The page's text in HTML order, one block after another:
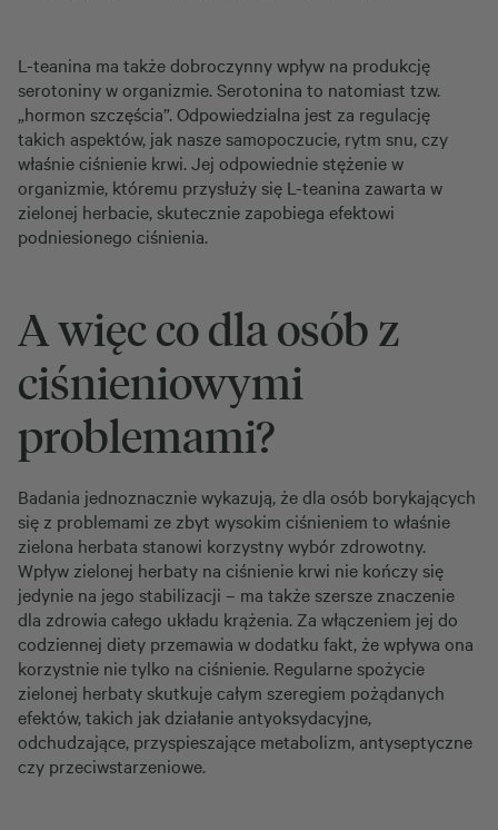
L-teanina ma także dobroczynny wpływ na produkcję
serotoniny w organizmie. Serotonina to natomiast tzw.
„hormon szczęścia”. Odpowiedzialna jest za regulację
takich aspektów, jak nasze samopoczucie, rytm snu, czy
właśnie ciśnienie krwi. Jej odpowiednie stężenie w
organizmie, któremu przysłuży się L-teanina zawarta w
zielonej herbacie, skutecznie zapobiega efektowi
podniesionego ciśnienia.
A więc co dla osób z
ciśnieniowymi
problemami?
Badania jednoznacznie wykazują, że dla osób borykających
się z problemami ze zbyt wysokim ciśnieniem to właśnie
zielona herbata stanowi korzystny wybór zdrowotny.
Wpływ zielonej herbaty na ciśnienie krwi nie kończy się
jedynie na jego stabilizacji – ma także szersze znaczenie
dla zdrowia całego układu krążenia. Za włączeniem jej do
codziennej diety przemawia w dodatku fakt, że wpływa ona
korzystnie nie tylko na ciśnienie. Regularne spożycie
zielonej herbaty skutkuje całym szeregiem pożądanych
efektów, takich jak działanie antyoksydacyjne,
odchudzające, przyspieszające metabolizm, antyseptyczne
czy przeciwstarzeniowe.